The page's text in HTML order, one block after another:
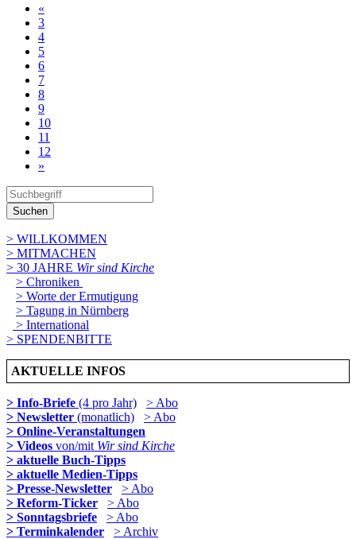
«
3
4
5
6
7
8
9
10
11
12
»
Suchen
> WILLKOMMEN
> MITMACHEN
> 30 JAHRE Wir sind Kirche
> Chroniken
> Worte der Ermutigung
> Tagung in Nürnberg
> International
> SPENDENBITTE
AKTUELLE INFOS
> Info-Briefe (4 pro Jahr)
> Abo
> Newsletter (monatlich)
> Abo
> Online-Veranstaltungen
> Videos von/mit Wir sind Kirche
> aktuelle Buch-Tipps
> aktuelle Medien-Tipps
> Presse-Newsletter
> Abo
> Reform-Ticker
> Abo
> Sonntagsbriefe
> Abo
> Terminkalender
> Archiv